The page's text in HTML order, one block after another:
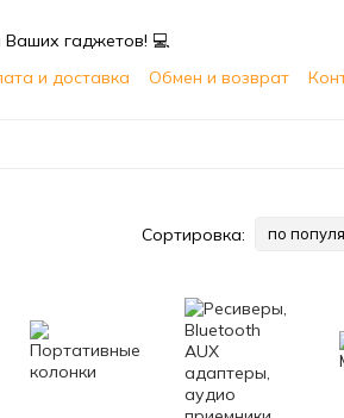
гаджетов! 💻
и доставка Обмен и возврат
Сортировка: по